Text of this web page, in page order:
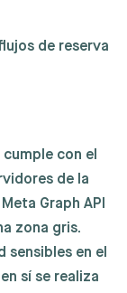
de reserva
con el
de la
Graph API
zona gris.
en el
sí se realiza